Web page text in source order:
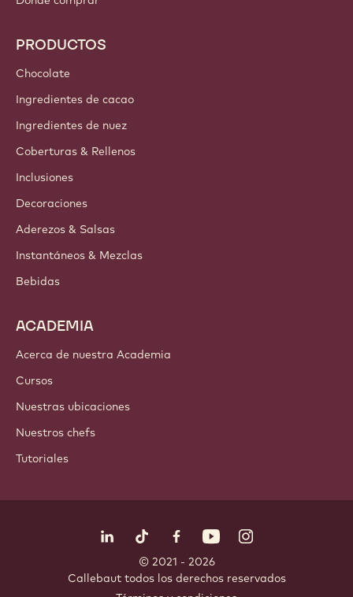
PRODUCTOS
Chocolate
Ingredientes de cacao
Ingredientes de nuez
Coberturas & Rellenos
Inclusiones
Decoraciones
Aderezos & Salsas
Instantáneos & Mezclas
Bebidas
ACADEMIA
Acerca de nuestra Academia
Cursos
Nuestras ubicaciones
Nuestros chefs
Tutoriales
LinkedIn Opens in a new window.
TikTok Opens in a new window.
Facebook Opens in a new
YouTubeInstagram
© 2021 - 2026
Callebaut. todos los derechos reservados